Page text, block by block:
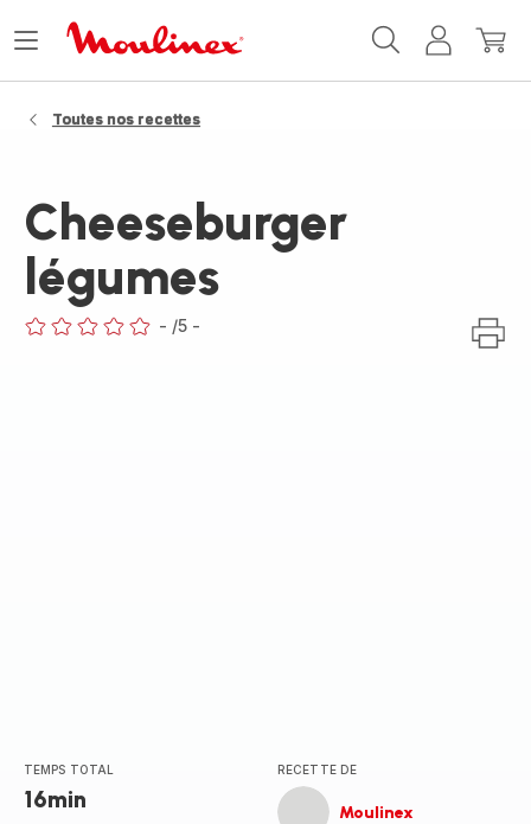
MonMon
Ouvrir
Toutes nos recettes
Cheeseburger
légumes
- /5 -
TEMPS TOTAL
16min
RECETTE DE
Moulinex